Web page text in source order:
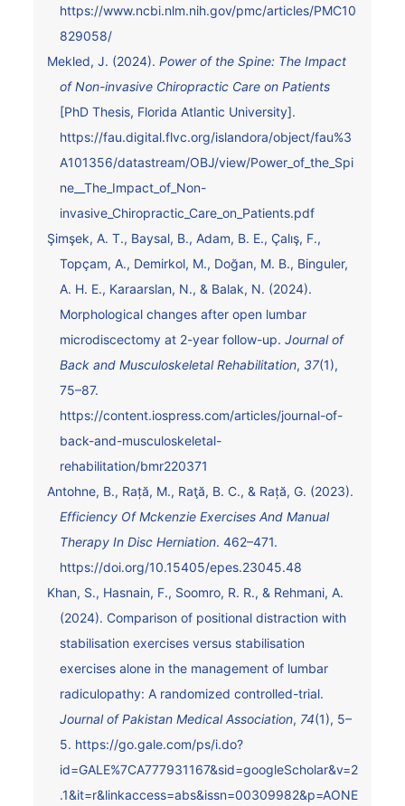
https://www.ncbi.nlm.nih.gov/pmc/articles/PMC10
829058/
Mekled, J. (2024). Power of the Spine: The Impact
of Non-invasive Chiropractic Care on Patients
[PhD Thesis, Florida Atlantic University].
https://fau.digital.flvc.org/islandora/object/fau%3
A101356/datastream/OBJ/view/Power_of_the_Spi
ne__The_Impact_of_Non-
invasive_Chiropractic_Care_on_Patients.pdf
Şimşek, A. T., Baysal, B., Adam, B. E., Çalış, F.,
Topçam, A., Demirkol, M., Doğan, M. B., Binguler,
A. H. E., Karaarslan, N., & Balak, N. (2024).
Morphological changes after open lumbar
microdiscectomy at 2-year follow-up. Journal of
Back and Musculoskeletal Rehabilitation, 37(1),
75–87.
https://content.iospress.com/articles/journal-of-
back-and-musculoskeletal-
rehabilitation/bmr220371
Antohne, B., Rață, M., Raţă, B. C., & Rață, G. (2023).
Efficiency Of Mckenzie Exercises And Manual
Therapy In Disc Herniation. 462–471.
https://doi.org/10.15405/epes.23045.48
Khan, S., Hasnain, F., Soomro, R. R., & Rehmani, A.
(2024). Comparison of positional distraction with
stabilisation exercises versus stabilisation
exercises alone in the management of lumbar
radiculopathy: A randomized controlled-trial.
Journal of Pakistan Medical Association, 74(1), 5–
5. https://go.gale.com/ps/i.do?
id=GALE%7CA777931167&sid=googleScholar&v=2
.1&it=r&linkaccess=abs&issn=00309982&p=AONE